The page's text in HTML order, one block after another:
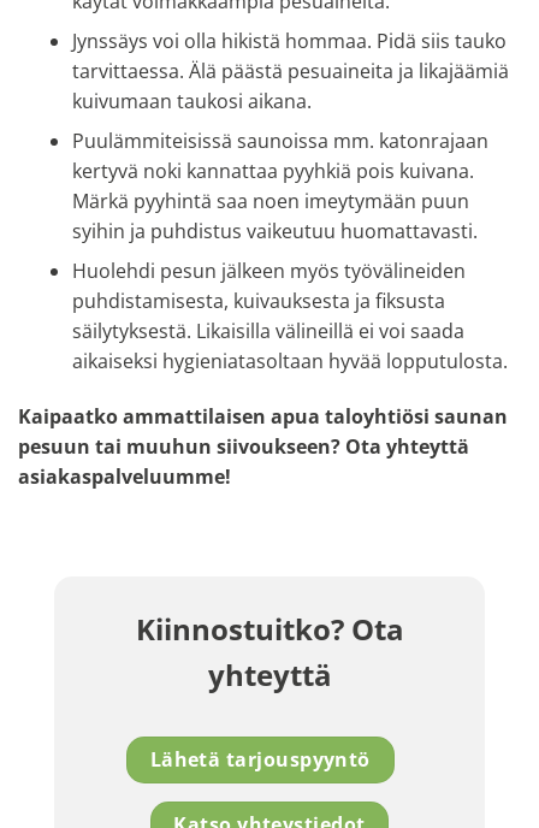
Jynssäys voi olla hikistä hommaa. Pidä siis tauko
tarvittaessa. Älä päästä pesuaineita ja likajäämiä
kuivumaan taukosi aikana.
Puulämmiteisissä saunoissa mm. katonrajaan
kertyvä noki kannattaa pyyhkiä pois kuivana.
Märkä pyyhintä saa noen imeytymään puun
syihin ja puhdistus vaikeutuu huomattavasti.
Huolehdi pesun jälkeen myös työvälineiden
puhdistamisesta, kuivauksesta ja fiksusta
säilytyksestä. Likaisilla välineillä ei voi saada
aikaiseksi hygieniatasoltaan hyvää lopputulosta.
Kaipaatko ammattilaisen apua taloyhtiösi saunan
pesuun tai muuhun siivoukseen? Ota yhteyttä
asiakaspalveluumme!
Kiinnostuitko? Ota
yhteyttä
Lähetä tarjouspyyntö